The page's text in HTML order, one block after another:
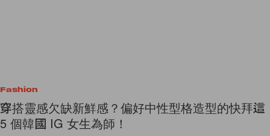
Fashion
穿搭靈感欠缺新鮮感？偏好中性型格造型的快拜這
5 個韓國 IG 女生為師！